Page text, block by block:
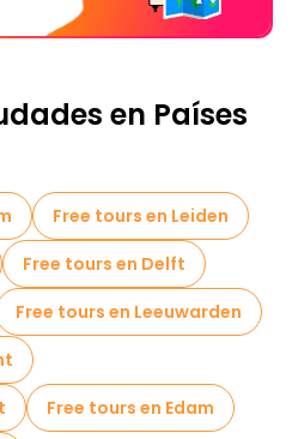
en Países
Free tours en Leiden
Free tours en Delft
Free tours en Leeuwarden
Free tours en Edam